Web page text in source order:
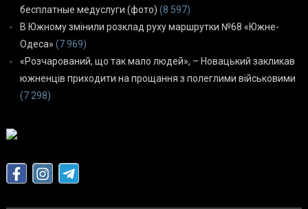
бесплатные медуслуги (фото) (8 597)
В Южному змінили розклад руху маршрутки №68 «Южне-
Одеса» (7 969)
«Розчарований, що так мало людей», – Новацький закликав
южненців приходити на прощання з полеглими військовими
(7 298)